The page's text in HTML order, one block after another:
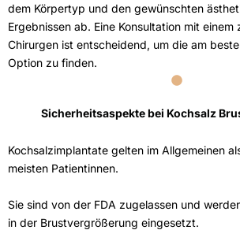
dem Körpertyp und den gewünschten
Ergebnissen ab. Eine Konsultation mit
Chirurgen ist entscheidend, um die am
Option zu finden.
Sicherheitsaspekte bei Kochsalz
Kochsalzimplantate gelten im Allgemeinen
meisten Patientinnen.
Sie sind von der FDA zugelassen und
in der Brustvergrößerung eingesetzt.